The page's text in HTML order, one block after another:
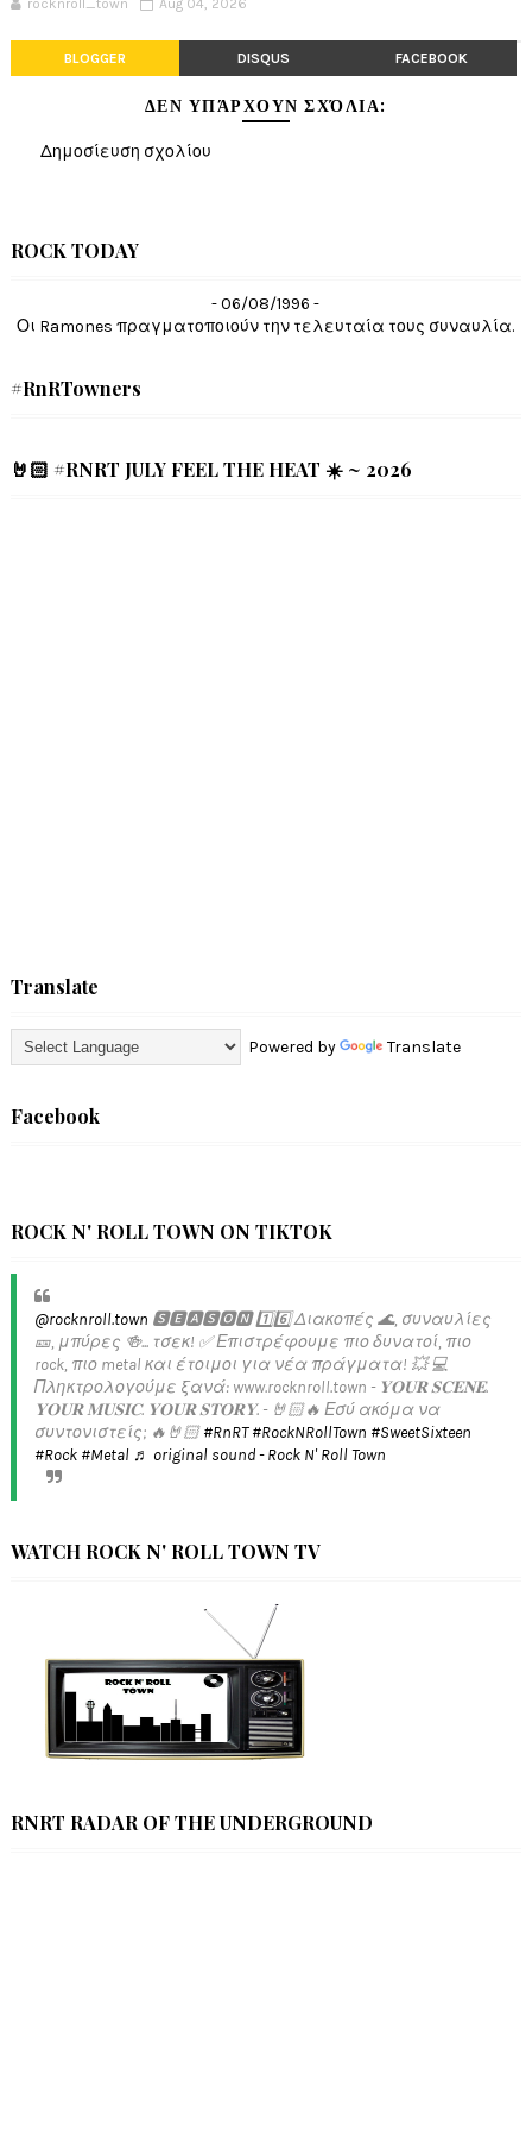
BLOGGER DISQUS FACEBOOK
ΔΕΝ ΥΠΆΡΧΟΥΝ ΣΧΌΛΙΑ:
Δημοσίευση σχολίου
ROCK TODAY
- 06/08/1996 -
Οι Ramones πραγματοποιούν την τελευταία τους συναυλία.
#RnRTowners
🤘🏻 #RNRT JULY FEEL THE HEAT ☀️ ~ 2026
Translate
Powered by Translate
Facebook
ROCK N' ROLL TOWN ON TIKTOK
@rocknroll.town 🆂🅴🅰🆂🅾🅽 1️⃣6️⃣ Διακοπές 🌊, συναυλίες
🎫, μπύρες 🍻... τσεκ! ✅️ Επιστρέφουμε πιο δυνατοί, πιο
rock, πιο metal και έτοιμοι για νέα πράγματα! 💥 💻
Πληκτρολογούμε ξανά: www.rocknroll.town - 𝐘𝐎𝐔𝐑 𝐒𝐂𝐄𝐍𝐄.
𝐘𝐎𝐔𝐑 𝐌𝐔𝐒𝐈𝐂. 𝐘𝐎𝐔𝐑 𝐒𝐓𝐎𝐑𝐘. - 🤘🏻🔥 Εσύ ακόμα να
συντονιστείς; 🔥🤘🏻#RnRT #RockNRollTown #SweetSixteen
#Rock #Metal ♬ original sound - Rock N' Roll Town
WATCH ROCK N' ROLL TOWN TV
RNRT RADAR OF THE UNDERGROUND